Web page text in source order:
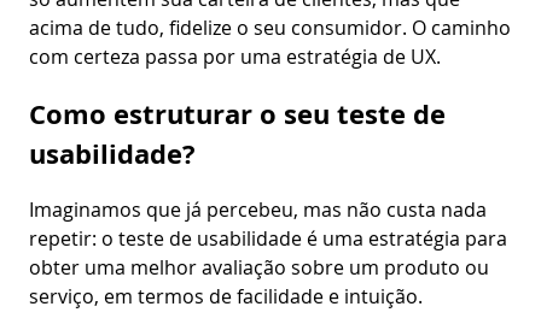
acima de tudo, fidelize o seu consumidor. O caminho
com certeza passa por uma estratégia de UX.
Como estruturar o seu teste de
usabilidade?
Imaginamos que já percebeu, mas não custa nada
repetir: o teste de usabilidade é uma estratégia para
obter uma melhor avaliação sobre um produto ou
serviço, em termos de facilidade e intuição.